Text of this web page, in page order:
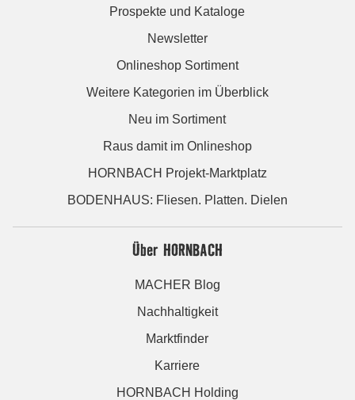
Prospekte und Kataloge
Newsletter
Onlineshop Sortiment
Weitere Kategorien im Überblick
Neu im Sortiment
Raus damit im Onlineshop
HORNBACH Projekt-Marktplatz
BODENHAUS: Fliesen. Platten. Dielen
Über HORNBACH
MACHER Blog
Nachhaltigkeit
Marktfinder
Karriere
HORNBACH Holding